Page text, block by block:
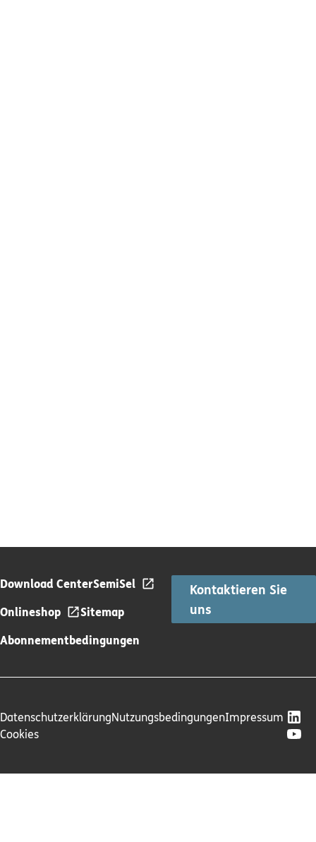
Download CenterSemiSel
Onlineshop
Sitemap
Abonnementbedingungen
Kontaktieren Sie
uns
DatenschutzerklärungNutzungsbedingungenImpressum
Cookies